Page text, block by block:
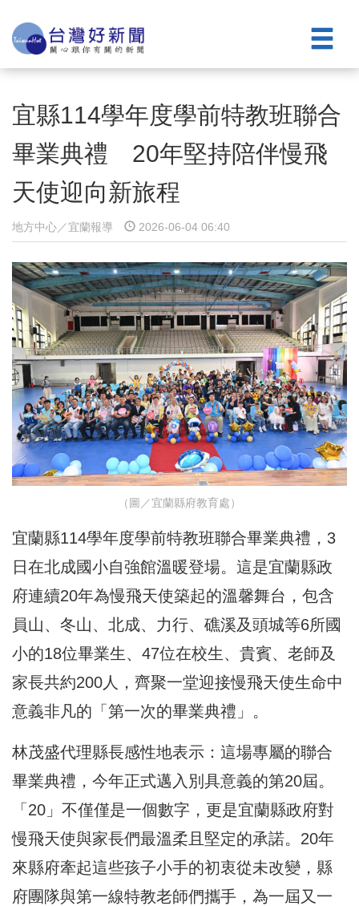
宜縣114學年度學前特教班聯合
畢業典禮 20年堅持陪伴慢飛
天使迎向新旅程
地方中心／宜蘭報導 2026-06-04 06:40
（圖／宜蘭縣府教育處）
宜蘭縣114學年度學前特教班聯合畢業典禮，3
日在北成國小自強館溫暖登場。這是宜蘭縣政
府連續20年為慢飛天使築起的溫馨舞台，包含
員山、冬山、北成、力行、礁溪及頭城等6所國
小的18位畢業生、47位在校生、貴賓、老師及
家長共約200人，齊聚一堂迎接慢飛天使生命中
意義非凡的「第一次的畢業典禮」。
林茂盛代理縣長感性地表示：這場專屬的聯合
畢業典禮，今年正式邁入別具意義的第20屆。
「20」不僅僅是一個數字，更是宜蘭縣政府對
慢飛天使與家長們最溫柔且堅定的承諾。20年
來縣府牽起這些孩子小手的初衷從未改變，縣
府團隊與第一線特教老師們攜手，為一屆又一